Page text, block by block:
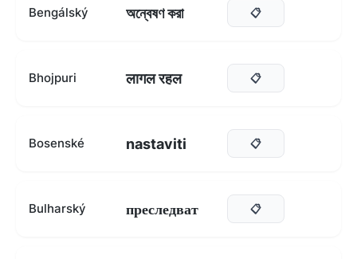
Bengálský অন্বেষণ করা 📋
Bhojpuri लागल रहल 📋
Bosenské nastaviti 📋
Bulharský преследват 📋